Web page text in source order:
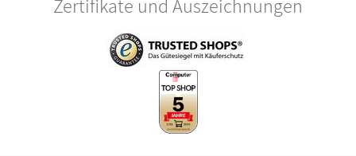
Zertifikate und Auszeichnungen